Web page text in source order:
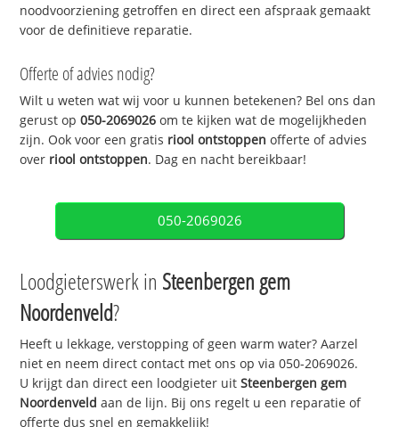
noodvoorziening getroffen en direct een afspraak gemaakt
voor de definitieve reparatie.
Offerte of advies nodig?
Wilt u weten wat wij voor u kunnen betekenen? Bel ons dan
gerust op050-2069026 om te kijken wat de mogelijkheden
zijn. Ook voor een gratis riool ontstoppen offerte of advies
over riool ontstoppen. Dag en nacht bereikbaar!
050-2069026
Loodgieterswerk in Steenbergen gem
Noordenveld?
Heeft u lekkage, verstopping of geen warm water? Aarzel
niet en neem direct contact met ons op via 050-2069026.
U krijgt dan direct een loodgieter uitSteenbergen gem
Noordenveld aan de lijn. Bij ons regelt u een reparatie of
offerte dus snel en gemakkelijk!